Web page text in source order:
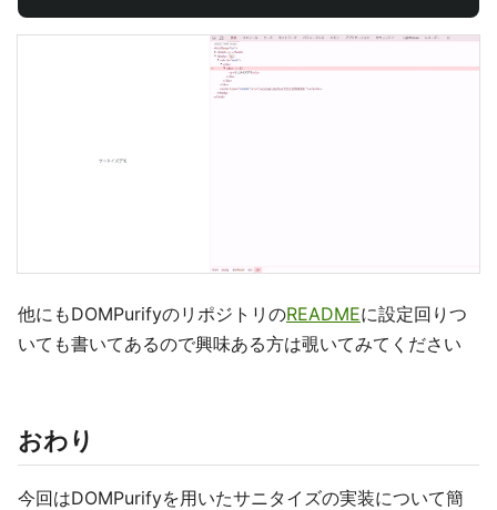
他にもDOMPurifyのリポジトリのREADMEに設定回りつ
いても書いてあるので興味ある方は覗いてみてください
おわり
今回はDOMPurifyを用いたサニタイズの実装について簡